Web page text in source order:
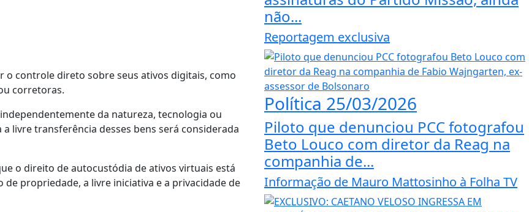
o controle direto sobre seus ativos digitais, como
corretoras.
da natureza, tecnologia ou
livre transferência desses bens será considerada
o direito de autocustódia de ativos virtuais está
propriedade, a livre iniciativa e a privacidade de
não...
Reportagem exclusiva
Política 25/03/2026
Piloto que denunciou PCC fotografou
Beto Louco com diretor da Reag na
companhia de...
Informação de Mauro Mattosinho à Folha TV